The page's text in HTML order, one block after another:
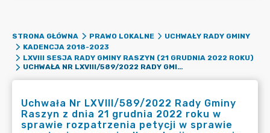
STRONA GŁÓWNA PRAWO LOKALNE
UCHWAŁY RADY GMINY
KADENCJA 2018-2023
LXVIII SESJA RADY GMINY RASZYN (21 GRUDNIA 2022 ROKU)
UCHWAŁA NR LXVIII/589/2022 RADY GMINY RASZYN Z DNIA 21 GRUDNIA 2022 ROKU W SPRAWIE ROZPATRZENIA PETYCJI W SPRAWIE WYRAŻENIA POPARCIA DLA PETYCJI W SPRAWIE ZMIANY MAZOWIECKIEGO PROGRAMU OCHRONY POWIETRZA
Uchwała Nr LXVIII/589/2022 Rady Gminy
Raszyn z dnia 21 grudnia 2022 roku w
sprawie rozpatrzenia petycji w sprawie